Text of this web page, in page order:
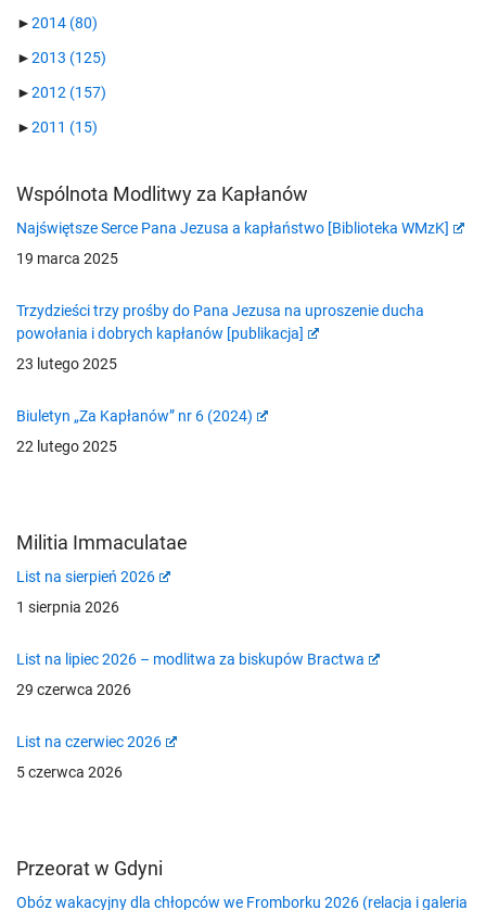
►2014 (80)
►2013 (125)
►2012 (157)
►2011 (15)
Wspólnota Modlitwy za Kapłanów
Najświętsze Serce Pana Jezusa a kapłaństwo [Biblioteka WMzK]
19 marca 2025
Trzydzieści trzy prośby do Pana Jezusa na uproszenie ducha
powołania i dobrych kapłanów [publikacja]
23 lutego 2025
Biuletyn „Za Kapłanów” nr 6 (2024)
22 lutego 2025
Militia Immaculatae
List na sierpień 2026
1 sierpnia 2026
List na lipiec 2026 – modlitwa za biskupów Bractwa
29 czerwca 2026
List na czerwiec 2026
5 czerwca 2026
Przeorat w Gdyni
Obóz wakacyjny dla chłopców we Fromborku 2026 (relacja i galeria